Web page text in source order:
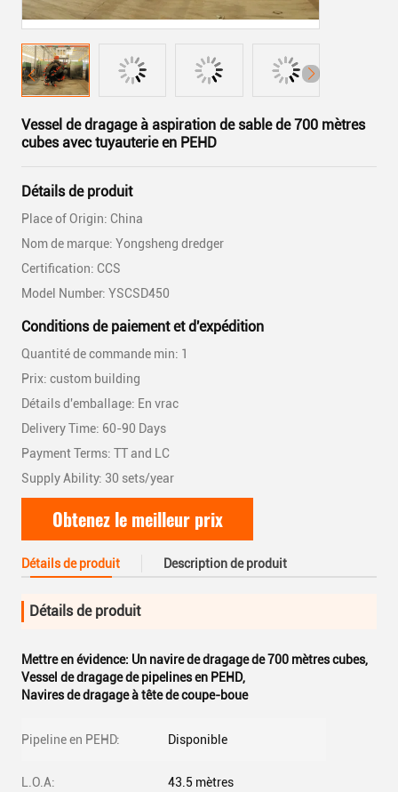
Vessel de dragage à aspiration de sable de 700 mètres
cubes avec tuyauterie en PEHD
Détails de produit
Place of Origin: China
Nom de marque: Yongsheng dredger
Certification: CCS
Model Number: YSCSD450
Conditions de paiement et d'expédition
Quantité de commande min: 1
Prix: custom building
Détails d'emballage: En vrac
Delivery Time: 60-90 Days
Payment Terms: TT and LC
Supply Ability: 30 sets/year
Obtenez le meilleur prix
Détails de produit Description de produit
Détails de produit
Mettre en évidence: Un navire de dragage de 700 mètres cubes,
Vessel de dragage de pipelines en PEHD,
Navires de dragage à tête de coupe-boue
Pipeline en PEHD: Disponible
L.O.A: 43.5 mètres